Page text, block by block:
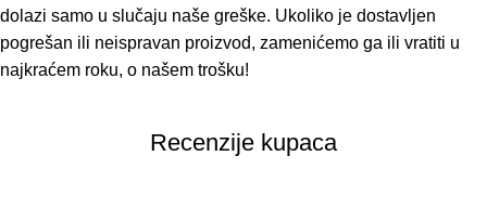
dolazi samo u slučaju naše greške. Ukoliko je dostavljen
pogrešan ili neispravan proizvod, zamenićemo ga ili vratiti u
najkraćem roku, o našem trošku!
Recenzije kupaca